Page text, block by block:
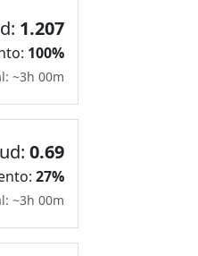
1.207
100%
~3h 00m
0.69
27%
~3h 00m